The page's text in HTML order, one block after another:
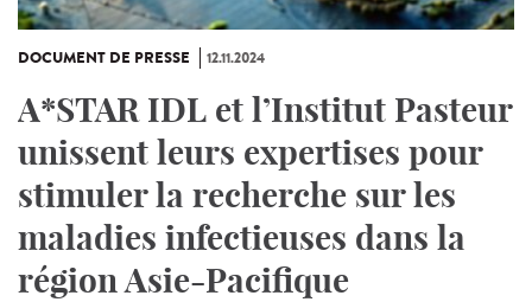
DOCUMENT DE PRESSE 12.11.2024
A*STAR IDL et l’Institut Pasteur
unissent leurs expertises pour
stimuler la recherche sur les
maladies infectieuses dans la
région Asie-Pacifique